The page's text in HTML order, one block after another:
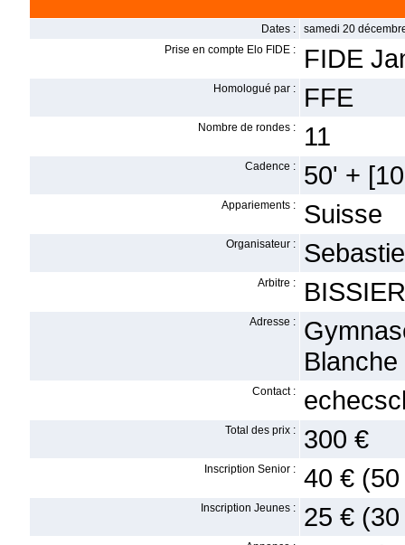
Dates :
samedi 20
Prise en compte Elo FIDE :
FIDE
Homologué par : FFE
Nombre de rondes : 11
Cadence : 50' +
Appariements : Suisse
Organisateur :
Arbitre :
Adresse :
Contact :
Total des prix : 300 €
Inscription Senior : 40 €
Inscription Jeunes : 25 €